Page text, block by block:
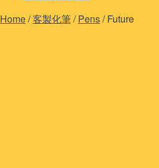
Home/客製化筆/Pens/Future